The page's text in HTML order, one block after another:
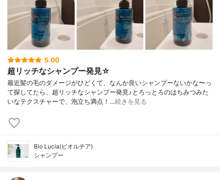
5.00
超リッチなシャンプー発見☆
最近髪の毛のダメージがひどくて、なんか良いシャンプーないかな〜っ
て探してたら、超リッチなシャンプー発見♪とろっとろのはちみつみた
いなテクスチャーで、泡立ち満点！…続きを見る
Bio Lucia(ビオルチア)
シャンプー